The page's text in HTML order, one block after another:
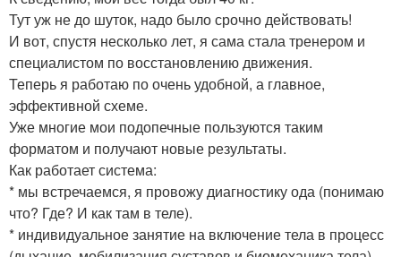
Тут уж не до шуток, надо было срочно действовать!
И вот, спустя несколько лет, я сама стала тренером и
специалистом по восстановлению движения.
Теперь я работаю по очень удобной, а главное,
эффективной схеме.
Уже многие мои подопечные пользуются таким
форматом и получают новые результаты.
Как работает система:
* мы встречаемся, я провожу диагностику ода (понимаю
что? Где? И как там в теле).
* индивидуальное занятие на включение тела в процесс